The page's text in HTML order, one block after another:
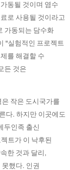
동될 것이며 염수
로 사용될 것이라고
가동되는 담수화
"실험적인 프로젝트
를 해결할 수
든 것은
작은 도시국가를
다. 하지만 이곳에도
두인족 출신
트가 이 낙후된
한 것과 달리,
했다. 인권